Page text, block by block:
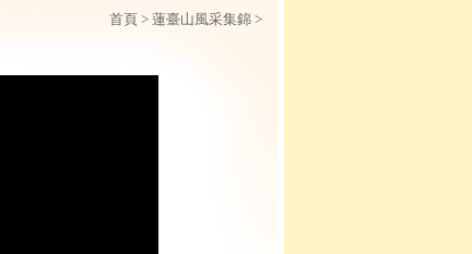
首頁 > 蓮臺山風采集錦 >